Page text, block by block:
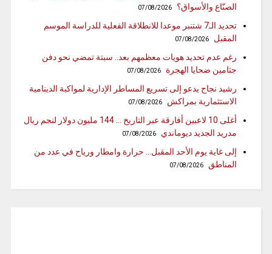
الصنّاع والأسواق؟
07/08/2026
تحديد الـ7 شتنبر موعدا للانطلاقة الفعلية للدراسة الموسم
المقبل
07/08/2026
رغم عدم تحديد هويات معظمهم بعد.. سبتة تمضي نحو دفن
جثامين ضحايا الهجرة
07/08/2026
رشيد نجاح يدعو إلى تسريع المساطر الإدارية لمواكبة الدينامية
الاستثمارية بمراكش
07/08/2026
أغلى 10 لاعبين أفارقة عبر التاريخ … 144 مليون دولار لنجم ريال
مدريد الجديد ديوماندي
07/08/2026
إلى غاية يوم الأحد المقبل… حرارة وامطار ورياح في عدد من
المناطق
07/08/2026